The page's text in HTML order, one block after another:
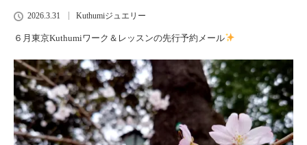
2026.3.31 Kuthumiジュエリー
６月東京Kuthumiワーク＆レッスンの先行予約メール